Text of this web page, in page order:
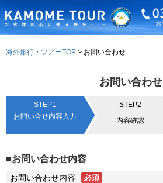
海外旅行・ツアーTOP お問い合わせ
お問い合わせ
STEP1
お問い合せ内容入力
STEP2
内容確認
■お問い合わせ内容
お問い合わせ内容